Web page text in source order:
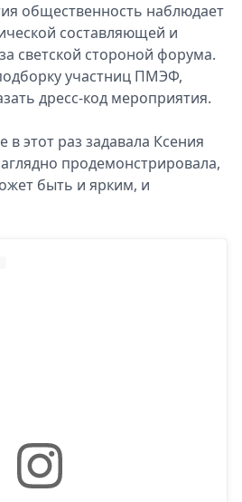
общественность наблюдает
составляющей и
светской стороной форума.
участниц ПМЭФ,
дресс-код мероприятия.
в этот раз задавала Ксения
продемонстрировала,
быть и ярким, и